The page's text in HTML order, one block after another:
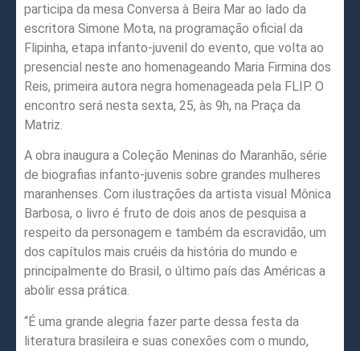
participa da mesa Conversa à Beira Mar ao lado da
escritora Simone Mota, na programação oficial da
Flipinha, etapa infanto-juvenil do evento, que volta ao
presencial neste ano homenageando Maria Firmina dos
Reis, primeira autora negra homenageada pela FLIP. O
encontro será nesta sexta, 25, às 9h, na Praça da
Matriz.
A obra inaugura a Coleção Meninas do Maranhão, série
de biografias infanto-juvenis sobre grandes mulheres
maranhenses. Com ilustrações da artista visual Mônica
Barbosa, o livro é fruto de dois anos de pesquisa a
respeito da personagem e também da escravidão, um
dos capítulos mais cruéis da história do mundo e
principalmente do Brasil, o último país das Américas a
abolir essa prática.
“É uma grande alegria fazer parte dessa festa da
literatura brasileira e suas conexões com o mundo,